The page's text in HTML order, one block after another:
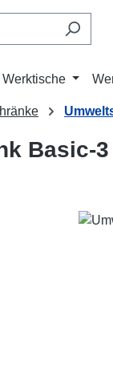
Werktische
Basic-3